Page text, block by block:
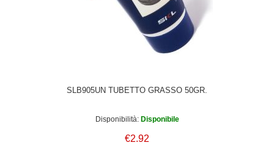
SLB905UN TUBETTO GRASSO 50GR.
Disponibilità: Disponibile
€2.92